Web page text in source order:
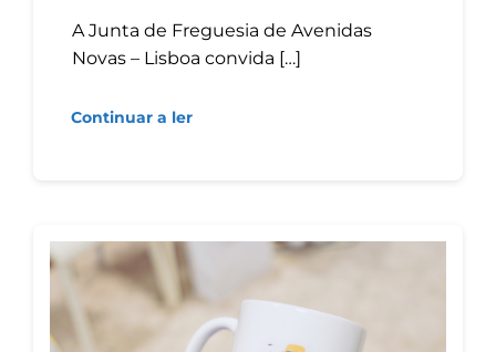
A Junta de Freguesia de Avenidas
Novas – Lisboa convida […]
Continuar a ler